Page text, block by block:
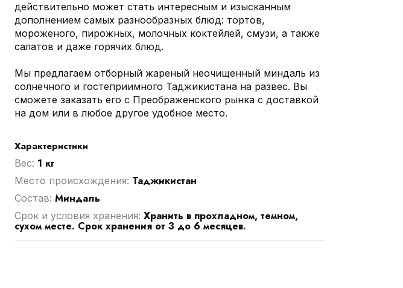
действительно может стать интересным и изысканным
дополнением самых разнообразных блюд: тортов,
мороженого, пирожных, молочных коктейлей, смузи, а также
салатов и даже горячих блюд.
Мы предлагаем отборный жареный неочищенный миндаль из
солнечного и гостеприимного Таджикистана на развес. Вы
сможете заказать его с Преображенского рынка с доставкой
на дом или в любое другое удобное место.
Характеристики
Вес: 1 кг
Место происхождения: Таджикистан
Cостав: Миндаль
Срок и условия хранения: Хранить в прохладном, темном,
сухом месте. Срок хранения от 3 до 6 месяцев.